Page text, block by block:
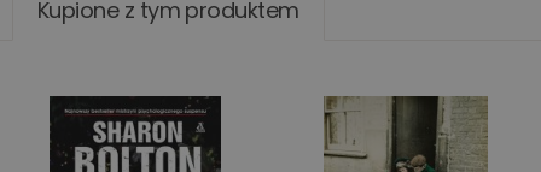
Kupione z tym produktem